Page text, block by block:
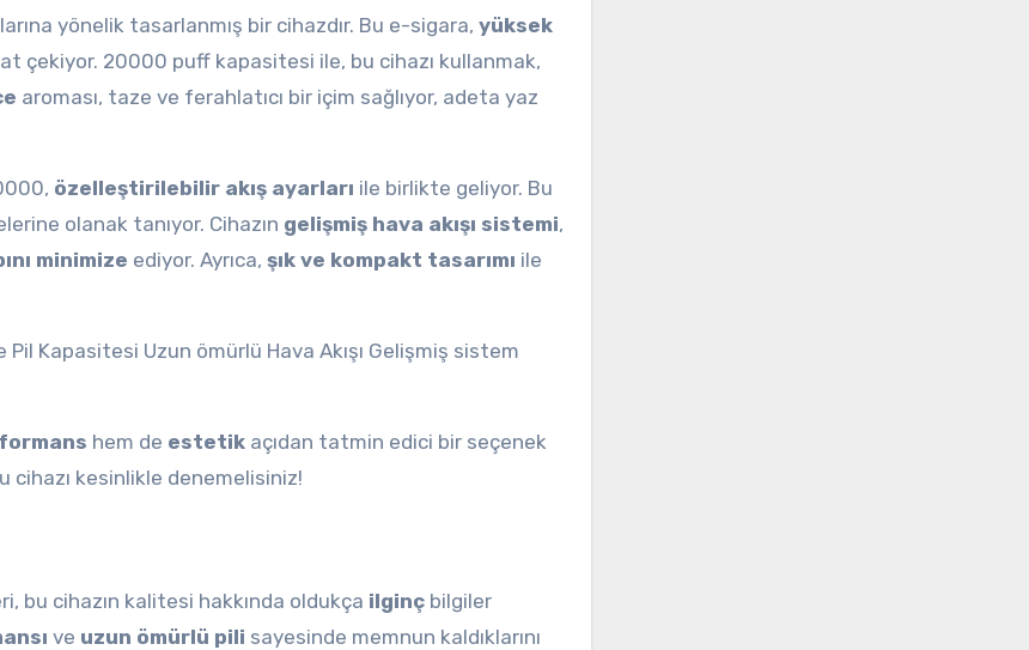
yönelik tasarlanmış bir cihazdır. Bu e-sigara, yüksek
çekiyor. 20000 puff kapasitesi ile, bu cihazı kullanmak,
aroması, taze ve ferahlatıcı bir içim sağlıyor, adeta yaz
özelleştirilebilir akış ayarları ile birlikte geliyor. Bu
olanak tanıyor. Cihazın gelişmiş hava akışı sistemi,
minimize ediyor. Ayrıca, şık ve kompakt tasarımı ile
Kapasitesi Uzun ömürlü Hava Akışı Gelişmiş sistem
hem de estetik açıdan tatmin edici bir seçenek
cihazı kesinlikle denemelisiniz!
bu cihazın kalitesi hakkında oldukça ilginç bilgiler
ve uzun ömürlü pili sayesinde memnun kaldıklarını